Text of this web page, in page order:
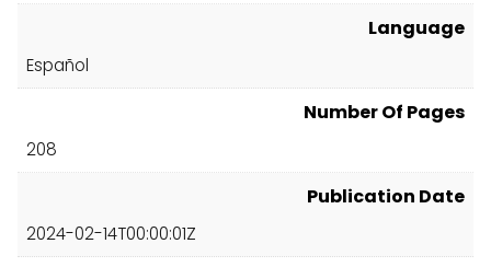
Language
Español
Number Of Pages
208
Publication Date
2024-02-14T00:00:01Z